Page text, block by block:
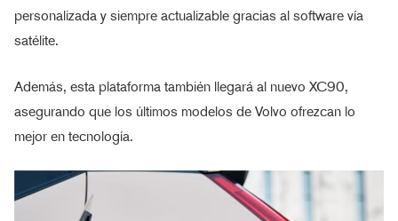
personalizada y siempre actualizable gracias al software vía
satélite.
Además, esta plataforma también llegará al nuevo XC90,
asegurando que los últimos modelos de Volvo ofrezcan lo
mejor en tecnología.